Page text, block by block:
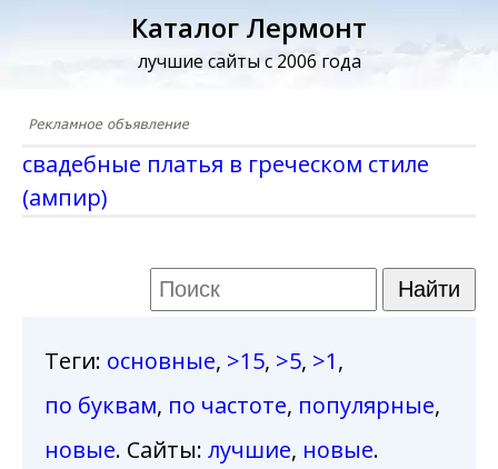
Каталог Лермонт
лучшие сайты с 2006 года
свадебные платья в греческом стиле
(ампир)
Теги: основные, >15, >5, >1,
по буквам, по частоте, популярные,
новые. Сайты: лучшие, новые.